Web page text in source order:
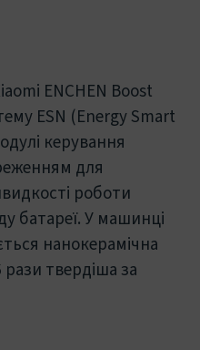
ENCHEN Boost
ESN (Energy Smart
керування
для
роботи
батареї. У машинці
нанокерамічна
рази твердіша за